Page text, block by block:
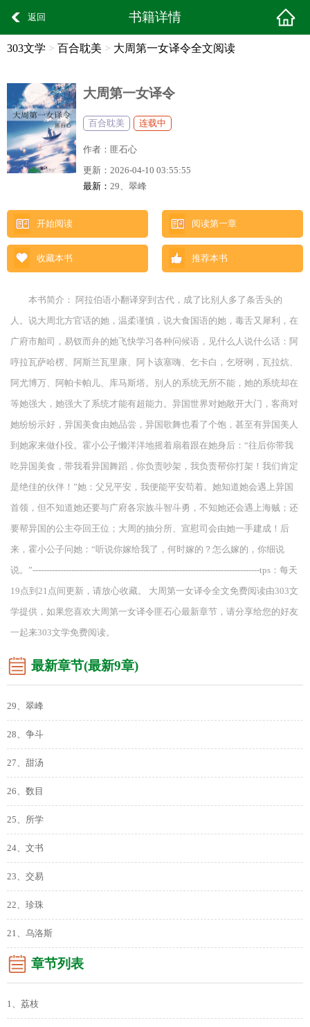
返回 书籍详情
303文学 > 百合耽美 > 大周第一女译令全文阅读
大周第一女译令
百合耽美 连载中
作者： 匪石心
更新： 2026-04-10 03:55:55
最新： 29、翠峰
开始阅读 阅读第一章
收藏本书 推荐本书
本书简介： 阿拉伯语小翻译穿到古代，成了比别人多了条舌头的
人。说大周北方官话的她，温柔谨慎，说大食国语的她，毒舌又犀利，在
广府市舶司，易钗而弁的她飞快学习各种问候语，见什么人说什么话：阿
哼拉瓦萨哈楞、阿斯兰瓦里康、阿卜该塞嗨、乞卡白，乞呀咧，瓦拉炕、
阿尤博万、阿帕卡帕儿、库马斯塔。别人的系统无所不能，她的系统却在
等她强大，她强大了系统才能有超能力。异国世界对她敞开大门，客商对
她纷纷示好，异国美食由她品尝，异国歌舞也看了个饱，甚至有异国美人
到她家来做仆役。霍小公子懒洋洋地摇着扇着跟在她身后：“往后你带我
吃异国美食，带我看异国舞蹈，你负责吵架，我负责帮你打架！我们肯定
是绝佳的伙伴！”她：父兄平安，我便能平安苟着。她知道她会遇上异国
首领，但不知道她还要与广府各宗族斗智斗勇，不知她还会遇上海贼；还
要帮异国的公主夺回王位；大周的抽分所、宣慰司会由她一手建成！后
来，霍小公子问她：“听说你嫁给我了，何时嫁的？怎么嫁的，你细说
说。”----------------------------------------------------------------------------------tps：每天
19点到21点间更新，请放心收藏。 大周第一女译令全文免费阅读由303文
学提供，如果您喜欢大周第一女译令匪石心最新章节，请分享给您的好友
一起来303文学免费阅读。
最新章节(最新9章)
29、翠峰
28、争斗
27、甜汤
26、数目
25、所学
24、文书
23、交易
22、珍珠
21、乌洛斯
章节列表
1、荔枝